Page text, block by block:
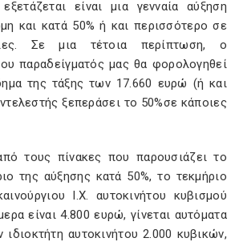
είναι µια γενναία αύξηση
και κατά 50% ή και περισσότερο σε
Σε µια τέτοια περίπτωση, ο
παραδείγµατός µας θα φορολογηθεί
της τάξης των 17.660 ευρώ (ή και
ξεπεράσει το 50%σε κάποιες
τους πίνακες που παρουσιάζει το
της αύξησης κατά 50%, το τεκµήριο
Ι.Χ. αυτοκινήτου κυβισµού
είναι 4.800 ευρώ, γίνεται αυτόµατα
αυτοκινήτου 2.000 κυβικών,